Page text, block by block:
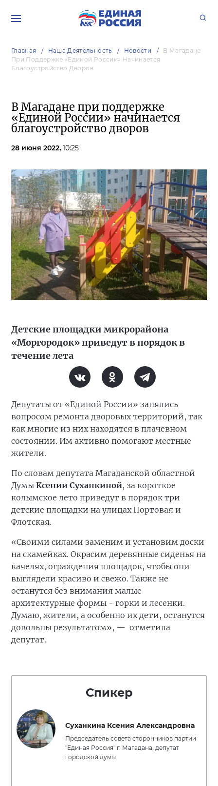
Главная Наша Деятельность Новости
В Магадане
При Поддержке «Единой России» Начинается
Благоустройство Дворов
В Магадане при поддержке
«Единой России» начинается
благоустройство дворов
28 июня 2022, 10:25
Детские площадки микрорайона
«Моргородок» приведут в порядок в
течение лета
Депутаты от «Единой России» занялись
вопросом ремонта дворовых территорий, так
как многие из них находятся в плачевном
состоянии. Им активно помогают местные
жители.
По словам депутата Магаданской областной
Думы Ксении Суханкиной, за короткое
колымское лето приведут в порядок три
детские площадки на улицах Портовая и
Флотская.
«Своими силами заменим и установим доски
на скамейках. Окрасим деревянные сиденья на
качелях, ограждения площадок, чтобы они
выглядели красиво и свежо. Также не
останутся без внимания малые
архитектурные формы - горки и лесенки.
Думаю, жители, а особенно их дети, останутся
довольны результатом», — отметила
депутат.
Спикер
Суханкина Ксения Александровна
Председатель совета сторонников партии
"Единая Россия" г. Магадана, депутат
городской думы